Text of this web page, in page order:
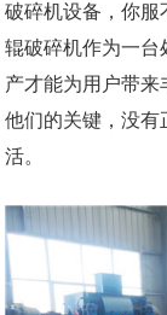
破碎机设备，你服
辊破碎机作为一台
产才能为用户带来
他们的关键，没有
活。